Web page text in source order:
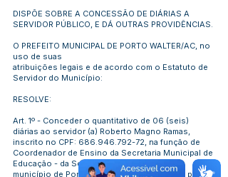
DISPÕE SOBRE A CONCESSÃO DE DIÁRIAS A
SERVIDOR PÚBLICO, E DÁ OUTRAS PROVIDÊNCIAS.
O PREFEITO MUNICIPAL DE PORTO WALTER/AC, no
uso de suas
atribuições legais e de acordo com o Estatuto de
Servidor do Município:
RESOLVE:
Art. 1º - Conceder o quantitativo de 06 (seis)
diárias ao servidor (a) Roberto Magno Ramas,
inscrito no CPF: 686.946.792-72, na função de
Coordenador de Ensino da Secretaria Municipal de
Educação - da Secretaria de Educação do
município de Porto Walter - Acre, em viagem para